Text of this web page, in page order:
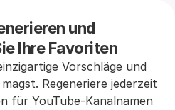
und
Ihre Favoriten
Vorschläge und
Regeneriere jederzeit
für YouTube-Kanalnamen